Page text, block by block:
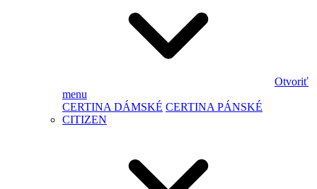
Otvoriť
menu
CERTINA DÁMSKÉ CERTINA PÁNSKÉ
CITIZEN